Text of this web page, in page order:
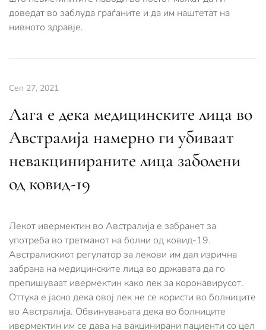
доведат во заблуда граѓаните и да им наштетат на
нивното здравје.
Сеп 27, 2021
Лага е дека медицинските лица во
Австралија намерно ги убиваат
невакцинираните лица заболени
од ковид-19
Лекот ивермектин во Австралија е забранет за
употреба во третманот на болни од ковид-19.
Австралискиот регулатор за лекови им дал изрична
забрана на медицинските лица во државата да го
препишуваат ивермектин како лек за коронавирусот.
Оттука е јасно дека овој лек не се користи во болниците
во Австралија. Обвинувањата дека во болниците
ивермектин им се дава на вакцинирани пациенти со цел